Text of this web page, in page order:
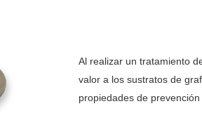
Al realizar un tratamiento
valor a los sustratos de
propiedades de prevención